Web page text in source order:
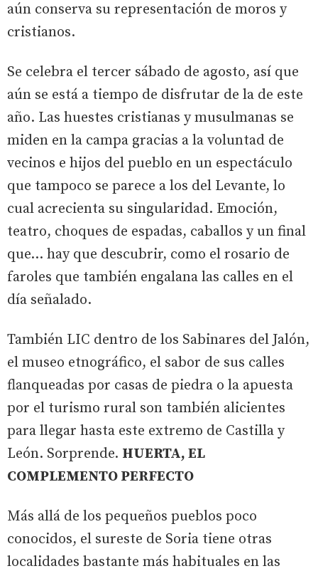
aún conserva su representación de moros y
cristianos.
Se celebra el tercer sábado de agosto, así que
aún se está a tiempo de disfrutar de la de este
año. Las huestes cristianas y musulmanas se
miden en la campa gracias a la voluntad de
vecinos e hijos del pueblo en un espectáculo
que tampoco se parece a los del Levante, lo
cual acrecienta su singularidad. Emoción,
teatro, choques de espadas, caballos y un final
que... hay que descubrir, como el rosario de
faroles que también engalana las calles en el
día señalado.
También LIC dentro de los Sabinares del Jalón,
el museo etnográfico, el sabor de sus calles
flanqueadas por casas de piedra o la apuesta
por el turismo rural son también alicientes
para llegar hasta este extremo de Castilla y
León. Sorprende. HUERTA, EL
COMPLEMENTO PERFECTO
Más allá de los pequeños pueblos poco
conocidos, el sureste de Soria tiene otras
localidades bastante más habituales en las